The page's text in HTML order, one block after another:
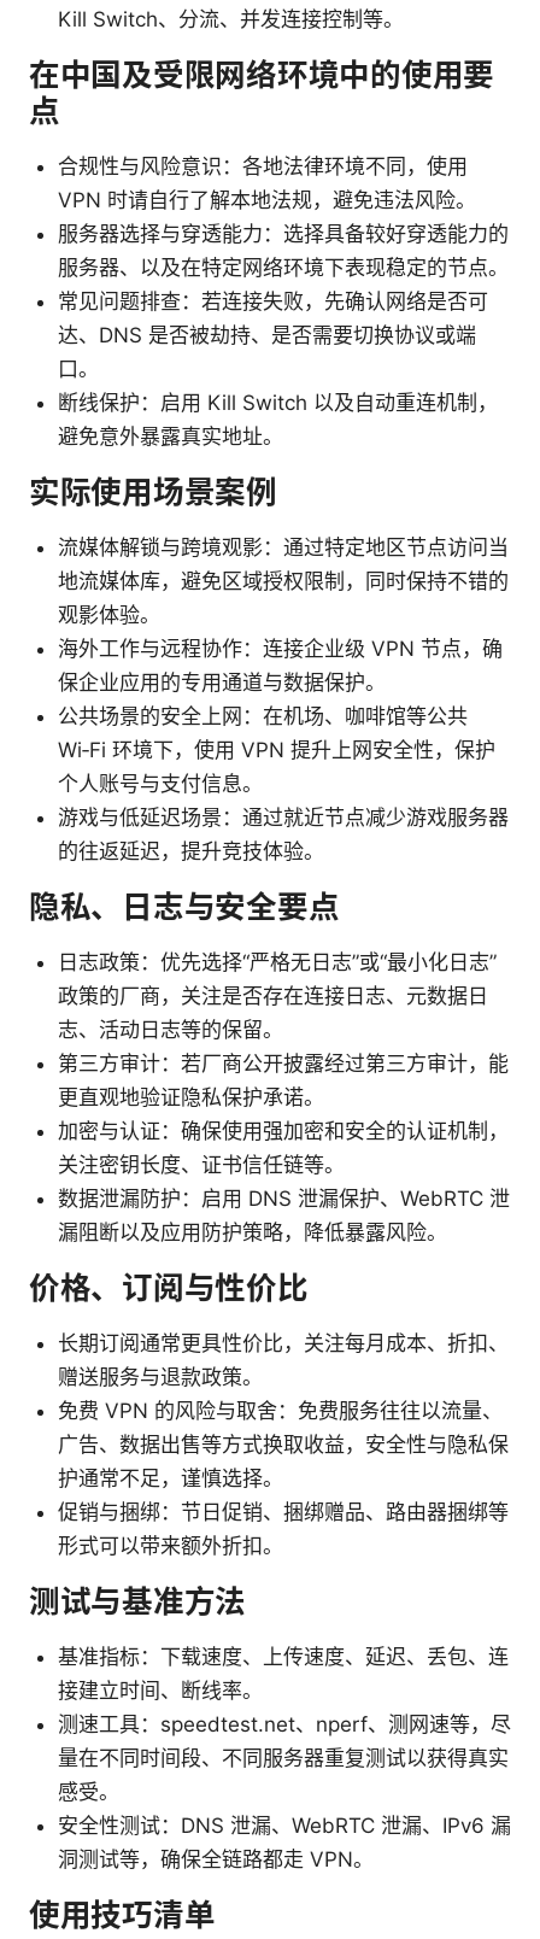
Kill Switch、分流、并发连接控制等。
在中国及受限网络环境中的使用要
点
合规性与风险意识：各地法律环境不同，使用
VPN 时请自行了解本地法规，避免违法风险。
服务器选择与穿透能力：选择具备较好穿透能力的
服务器、以及在特定网络环境下表现稳定的节点。
常见问题排查：若连接失败，先确认网络是否可
达、DNS 是否被劫持、是否需要切换协议或端
口。
断线保护：启用 Kill Switch 以及自动重连机制，
避免意外暴露真实地址。
实际使用场景案例
流媒体解锁与跨境观影：通过特定地区节点访问当
地流媒体库，避免区域授权限制，同时保持不错的
观影体验。
海外工作与远程协作：连接企业级 VPN 节点，确
保企业应用的专用通道与数据保护。
公共场景的安全上网：在机场、咖啡馆等公共
Wi‑Fi 环境下，使用 VPN 提升上网安全性，保护
个人账号与支付信息。
游戏与低延迟场景：通过就近节点减少游戏服务器
的往返延迟，提升竞技体验。
隐私、日志与安全要点
日志政策：优先选择“严格无日志”或“最小化日志”
政策的厂商，关注是否存在连接日志、元数据日
志、活动日志等的保留。
第三方审计：若厂商公开披露经过第三方审计，能
更直观地验证隐私保护承诺。
加密与认证：确保使用强加密和安全的认证机制，
关注密钥长度、证书信任链等。
数据泄漏防护：启用 DNS 泄漏保护、WebRTC 泄
漏阻断以及应用防护策略，降低暴露风险。
价格、订阅与性价比
长期订阅通常更具性价比，关注每月成本、折扣、
赠送服务与退款政策。
免费 VPN 的风险与取舍：免费服务往往以流量、
广告、数据出售等方式换取收益，安全性与隐私保
护通常不足，谨慎选择。
促销与捆绑：节日促销、捆绑赠品、路由器捆绑等
形式可以带来额外折扣。
测试与基准方法
基准指标：下载速度、上传速度、延迟、丢包、连
接建立时间、断线率。
测速工具：speedtest.net、nperf、测网速等，尽
量在不同时间段、不同服务器重复测试以获得真实
感受。
安全性测试：DNS 泄漏、WebRTC 泄漏、IPv6 漏
洞测试等，确保全链路都走 VPN。
使用技巧清单